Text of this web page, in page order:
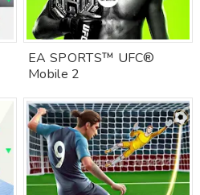
EA SPORTS™ UFC®
Mobile 2